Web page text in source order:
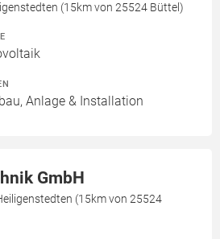
(15km von 25524 Büttel)
Anlage & Installation
GmbH
(15km von 25524